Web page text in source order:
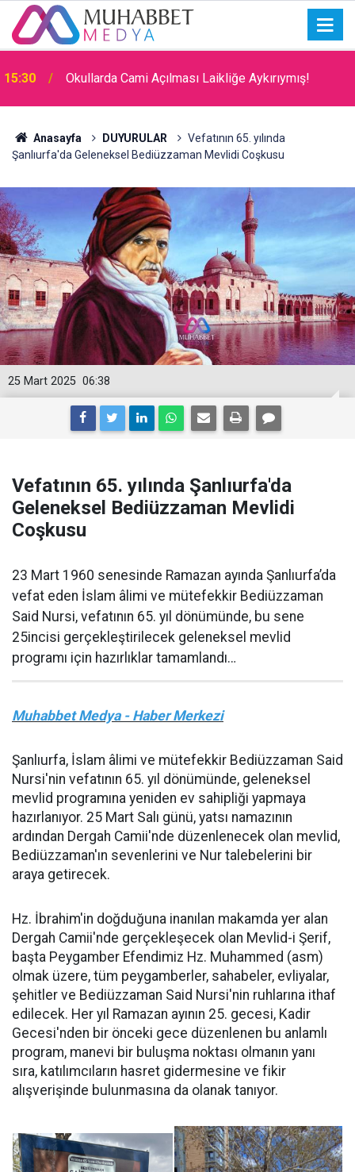
15:30 Okullarda Cami Açılması Laikliğe Aykırıymış!
Anasayfa DUYURULAR
Vefatının 65. yılında
Şanlıurfa'da Geleneksel Bediüzzaman Mevlidi Coşkusu
06:38
25 Mart 2025
Vefatının 65. yılında Şanlıurfa'da
Geleneksel Bediüzzaman Mevlidi
Coşkusu
23 Mart 1960 senesinde Ramazan ayında Şanlıurfa’da
vefat eden İslam âlimi ve mütefekkir Bediüzzaman
Said Nursi, vefatının 65. yıl dönümünde, bu sene
25incisi gerçekleştirilecek geleneksel mevlid
programı için hazırlıklar tamamlandı…
Muhabbet Medya - Haber Merkezi
Şanlıurfa, İslam âlimi ve mütefekkir Bediüzzaman Said
Nursi'nin vefatının 65. yıl dönümünde, geleneksel
mevlid programına yeniden ev sahipliği yapmaya
hazırlanıyor. 25 Mart Salı günü, yatsı namazının
ardından Dergah Camii'nde düzenlenecek olan mevlid,
Bediüzzaman'ın sevenlerini ve Nur talebelerini bir
araya getirecek.
Hz. İbrahim'in doğduğuna inanılan makamda yer alan
Dergah Camii'nde gerçekleşecek olan Mevlid-i Şerif,
başta Peygamber Efendimiz Hz. Muhammed (asm)
olmak üzere, tüm peygamberler, sahabeler, evliyalar,
şehitler ve Bediüzzaman Said Nursi'nin ruhlarına ithaf
edilecek. Her yıl Ramazan ayının 25. gecesi, Kadir
Gecesi'nden bir önceki gece düzenlenen bu anlamlı
program, manevi bir buluşma noktası olmanın yanı
sıra, katılımcıların hasret gidermesine ve fikir
alışverişinde bulunmasına da olanak tanıyor.